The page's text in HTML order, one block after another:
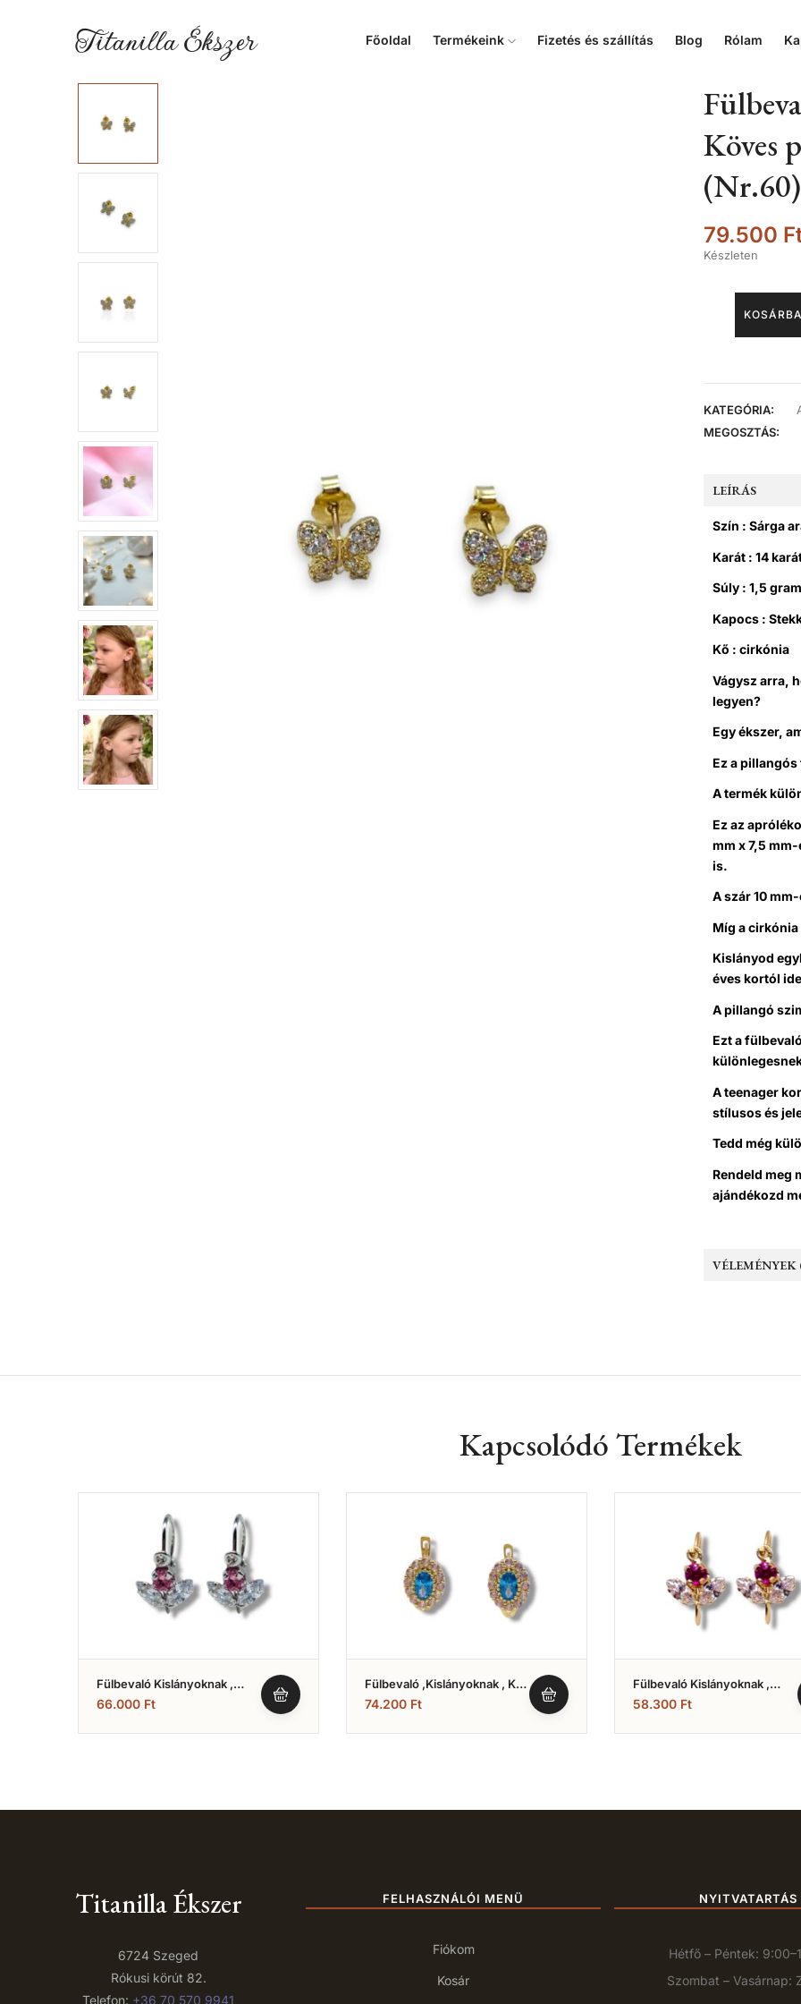
Titanilla Ékszer Főoldal Termékeink Fizetés és szállítás Blog Rólam
Köves
(Nr.60)
79.500
Készleten
KATEGÓRIA:
MEGOSZTÁS:
LEÍRÁS
Szín : Sárga
Karát : 14
Súly : 1,5
Kapocs :
Kő : cirkónia
Vágysz arra,
legyen?
Egy ékszer,
Ez a
A termék
Ez az
mm x 7,5
is.
A szár 10
Míg a
Kislányod
éves kortól
A pillangó
Ezt a
A teenager
stílusos és
Tedd még
Rendeld meg
ajándékozd
VÉLEMÉNYEK
Kapcsolódó Termékek
Fülbevaló Kislányoknak ,
Fehér Arany , Fehér
Rózsaszín Köves Modell
66.000 Ft
Fülbevaló ,Kislányoknak , Kék
Köves Fazonú (Nr.5)
74.200 Ft
Fülbevaló Kislányoknak ,
Vörös Ibolya És Fehér Színű
Cirkónia Kövekkel (Nr.11)
58.300 Ft
Titanilla Ékszer
6724 Szeged
Rókusi körút 82.
Telefon: +36 70 570 9941
FELHASZNÁLÓI MENÜ
Fiókom
Kosár
NYITVATARTÁS
Hétfő – Péntek:
Szombat – Vasárnap: